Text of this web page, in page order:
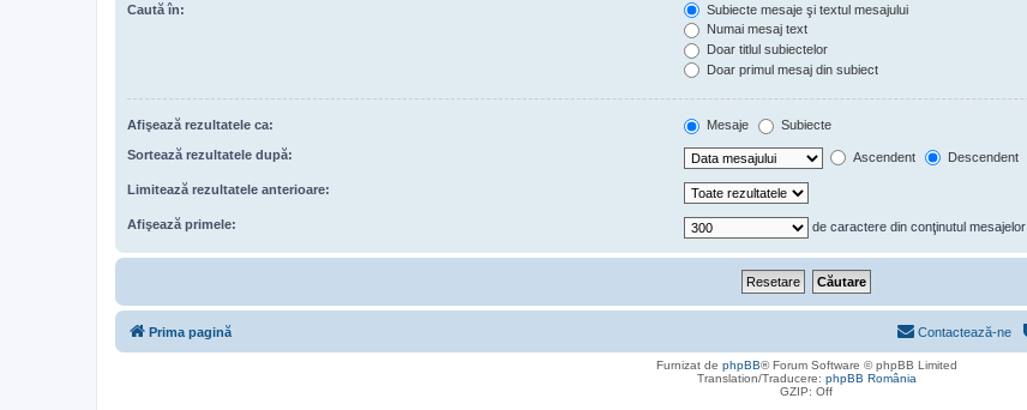
Caută în:
Subiecte mesaje şi textul mesajului
Numai mesaj text
Doar titlul subiectelor
Doar primul mesaj din subiect
Afişează rezultatele ca: Mesaje Subiecte
Sortează rezultatele după: Ascendent Descendent
Limitează rezultatele anterioare:
Afişează primele: de caractere din conţinutul mesajelor
Prima pagină Contactează-ne
Furnizat de phpBB® Forum Software © phpBB Limited
Translation/Traducere: phpBB România
GZIP: Off